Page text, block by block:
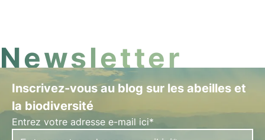
Newsletter
Inscrivez-vous au blog sur les abeilles et
la biodiversité
Entrez votre adresse e-mail ici*